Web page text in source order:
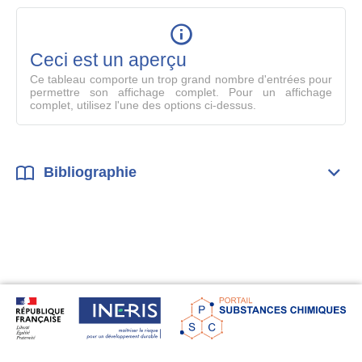
Ceci est un aperçu
Ce tableau comporte un trop grand nombre d'entrées pour
permettre son affichage complet. Pour un affichage
complet, utilisez l'une des options ci-dessus.
Bibliographie